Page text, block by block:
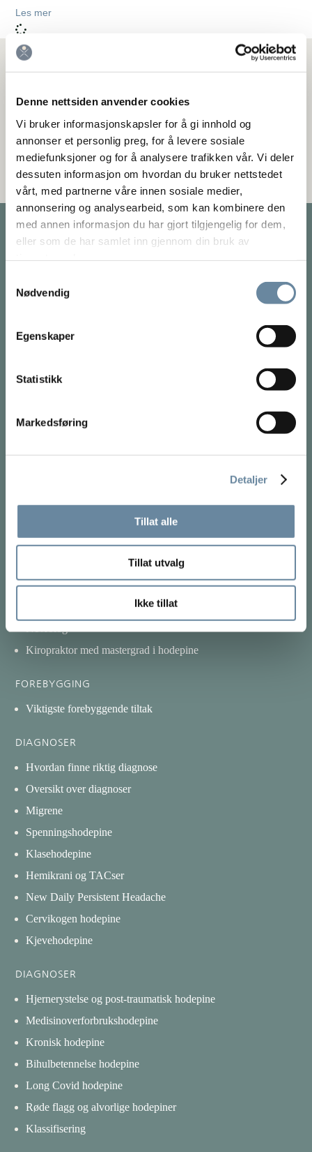
Denne nettsiden anvender cookies
Vi bruker informasjonskapsler for å gi innhold og
annonser et personlig preg, for å levere sosiale
mediefunksjoner og for å analysere trafikken vår. Vi deler
dessuten informasjon om hvordan du bruker nettstedet
vårt, med partnerne våre innen sosiale medier,
annonsering og analysearbeid, som kan kombinere den
med annen informasjon du har gjort tilgjengelig for dem,
eller som de har samlet inn gjennom din bruk av
Nødvendig
Egenskaper
Statistikk
Markedsføring
Detaljer
Tillat alle
Tillat utvalg
Ikke tillat
Les mer
Meld deg på nyhetsbrev
Intet innhold på dette nettstedet, bør noensinne brukes som
Hvilken behandling kan du få?
Fysisk konsultasjon på klinikk
Online konsultasjon
Kiropraktor med mastergrad i hodepine
FOREBYGGING
Viktigste forebyggende tiltak
DIAGNOSER
Hvordan finne riktig diagnose
Oversikt over diagnoser
Migrene
Spenningshodepine
Klasehodepine
Hemikrani og TACser
New Daily Persistent Headache
Cervikogen hodepine
Kjevehodepine
DIAGNOSER
Hjernerystelse og post-traumatisk hodepine
Medisinoverforbrukshodepine
Kronisk hodepine
Bihulbetennelse hodepine
Long Covid hodepine
Røde flagg og alvorlige hodepiner
Klassifisering